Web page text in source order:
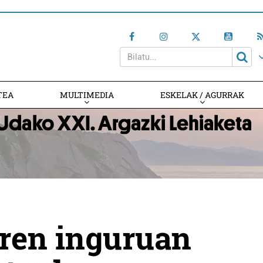
MULTIMEDIA ESKELAK / AGURRAK
inguruan